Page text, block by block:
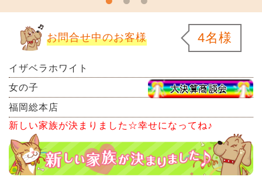
お問合せ中のお客様 4名様
イザベラホワイト
女の子
福岡総本店
新しい家族が決まりました☆幸せになってね♪